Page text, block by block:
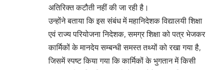
अतिरिक्त कटौती नहीं की जा रही है।
उन्होंने बताया कि इस संबंध में महानिदेशक विद्यालयी शिक्षा
एवं राज्य परियोजना निदेशक, समग्र शिक्षा को पत्र भेजकर
कार्मिकों के मानदेय सम्बन्धी समस्त तथ्यों को रखा गया है,
जिसमें स्पष्ट किया गया कि कार्मिकों के भुगतान में किसी